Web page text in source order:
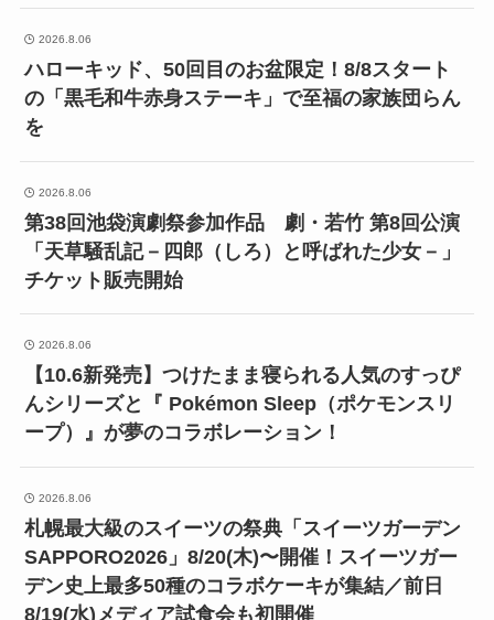
2026.8.06
ハローキッド、50回目のお盆限定！8/8スタート
の「黒毛和牛赤身ステーキ」で至福の家族団らん
を
2026.8.06
第38回池袋演劇祭参加作品 劇・若竹 第8回公演
「天草騒乱記－四郎（しろ）と呼ばれた少女－」
チケット販売開始
2026.8.06
【10.6新発売】つけたまま寝られる人気のすっぴ
んシリーズと『 Pokémon Sleep（ポケモンスリ
ープ）』が夢のコラボレーション！
2026.8.06
札幌最大級のスイーツの祭典「スイーツガーデン
SAPPORO2026」8/20(木)〜開催！スイーツガー
デン史上最多50種のコラボケーキが集結／前日
8/19(水)メディア試食会も初開催